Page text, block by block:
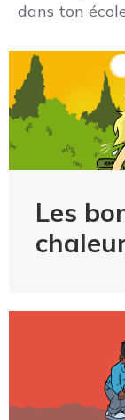
dans ton
Les